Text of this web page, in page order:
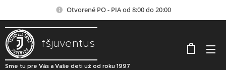
Otvorené PO - PIA od 8:00 do 20:00
fšjuventus
Sme tu pre Vás a Vaše deti už od roku 1997